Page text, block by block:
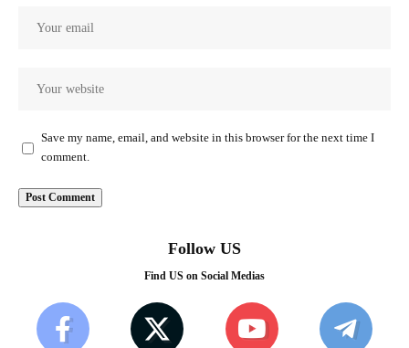
Save my name, email, and website in this browser for the next time I
comment.
Follow US
Find US on Social Medias